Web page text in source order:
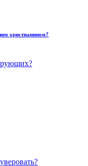
христианином?